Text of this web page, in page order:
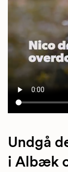
Undgå
i Albæk